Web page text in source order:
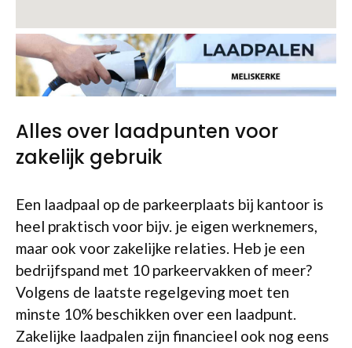
Alles over laadpunten voor
zakelijk gebruik
Een laadpaal op de parkeerplaats bij kantoor is
heel praktisch voor bijv. je eigen werknemers,
maar ook voor zakelijke relaties. Heb je een
bedrijfspand met 10 parkeervakken of meer?
Volgens de laatste regelgeving moet ten
minste 10% beschikken over een laadpunt.
Zakelijke laadpalen zijn financieel ook nog eens